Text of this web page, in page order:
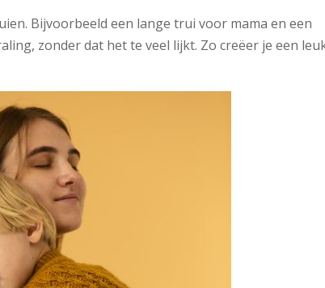
Bijvoorbeeld een lange trui voor mama en een
zonder dat het te veel lijkt. Zo creëer je een